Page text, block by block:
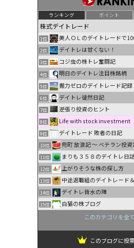
ランキング ポイント
1位 美人ＯＬのデイトレードで
2位 デイトレは甘くない！
3位 コジ虫の株トレ奮闘記
4位 明日のデイトレ注目株銘柄
5位 握力ゼロのデイトレード記録
6位 デイトレ徒然日記
7位 逆張り投資のヒント
8位 Life with stock investment
9位 デイトレード 敗者の日記
10位 兜町 放浪記 〜 ベテラン投
11位 まりも３５８のデイトレ日
12位 上がりそうな株の探し方
13位 中途退職組のデイトレード
14位 デイトレ背水の陣
15位
白猫の株ブログ
このカテゴリを全
このブログに投